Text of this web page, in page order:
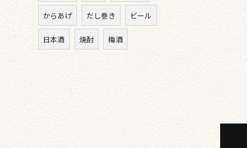
からあげ だし巻き ビール
日本酒 焼酎 梅酒